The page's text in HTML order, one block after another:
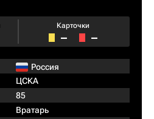
Карточки
– –
Россия
ЦСКА
85
Вратарь